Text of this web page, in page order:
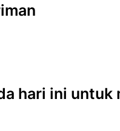
hari ini untuk